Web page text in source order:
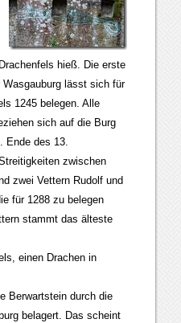
hieß. Die erste
Wasgauburg lässt sich für
1245 belegen. Alle
sich auf die Burg
Ende des 13.
zwischen
zwei Vettern Rudolf und
für 1288 zu belegen
stammt das älteste
einen Drachen in
Berwartstein durch die
belagert. Das scheint